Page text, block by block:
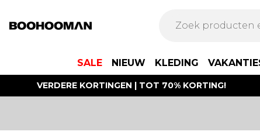
SALE NIEUW KLEDING
VERDERE KORTINGEN | TOT 70% KORTING!